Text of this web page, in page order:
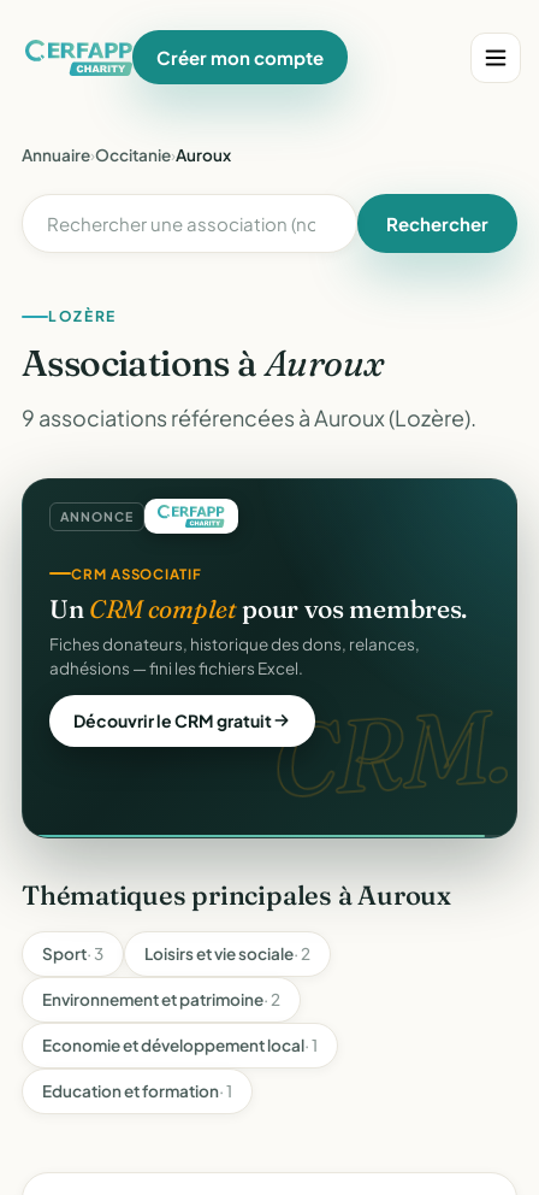
Créer mon compte
Annuaire›Occitanie›Auroux
Rechercher
LOZÈRE
Associations àAuroux
9 associations référencées à Auroux (Lozère).
ANNONCE
REÇUS FISCAUX
Vos reçusCERFAautomatiques.
Générés et envoyés à vos donateurs en un clic,
conformes au modèle officiel n°11580.
Automatiser mes reçus CRM.
CRM ASSOCIATIF
UnCRM completpour vos membres.
Fiches donateurs, historique des dons, relances,
adhésions — fini les fichiers Excel.
Découvrir le CRM gratuit
Thématiques principales à Auroux
Sport· 3 Loisirs et vie sociale· 2
Environnement et patrimoine· 2
Economie et développement local· 1
Education et formation· 1